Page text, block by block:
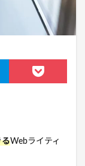
るWebライティ